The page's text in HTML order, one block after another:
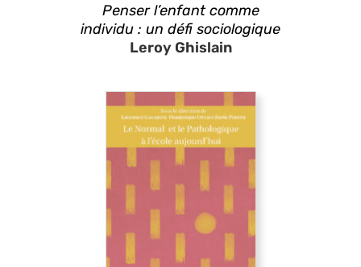
Penser l’enfant comme
individu : un défi sociologique
Leroy Ghislain